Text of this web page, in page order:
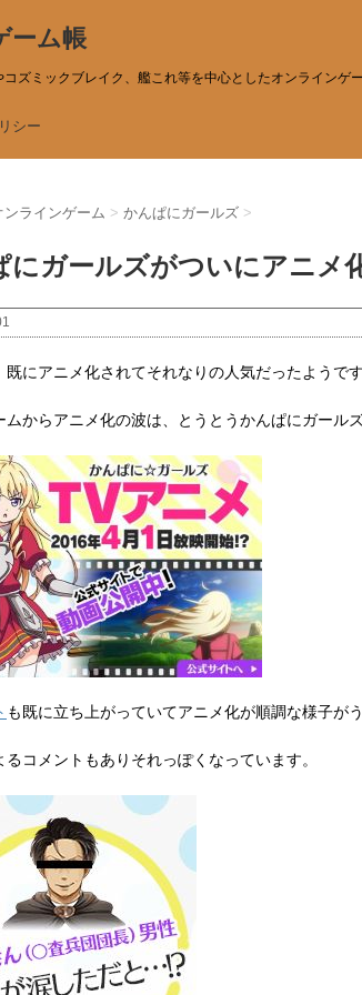
ーム帳
ズミックブレイク、艦これ等を中心としたオンラインゲ
シー
ンラインゲーム > かんぱにガールズ >
にガールズがついにアニメ
既にアニメ化されてそれなりの人気だったようです
ムからアニメ化の波は、とうとうかんぱにガールズ
も既に立ち上がっていてアニメ化が順調な様子が
るコメントもありそれっぽくなっています。